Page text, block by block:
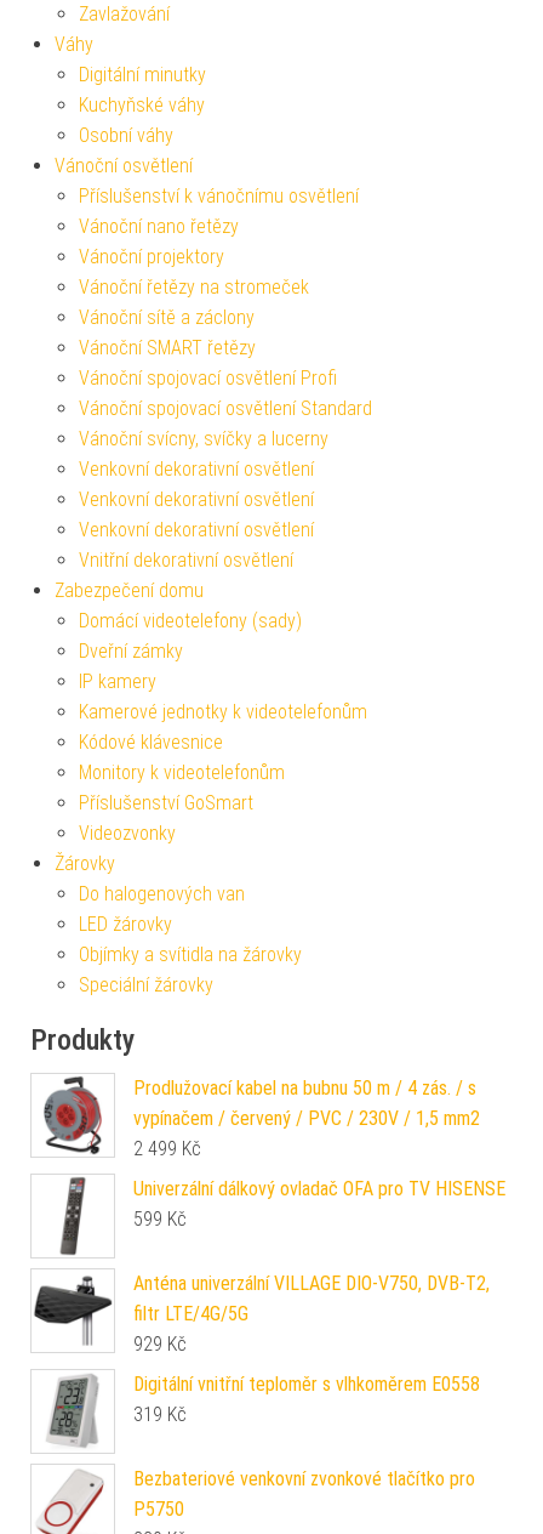
Zavlažování
Váhy
Digitální minutky
Kuchyňské váhy
Osobní váhy
Vánoční osvětlení
Příslušenství k vánočnímu osvětlení
Vánoční nano řetězy
Vánoční projektory
Vánoční řetězy na stromeček
Vánoční sítě a záclony
Vánoční SMART řetězy
Vánoční spojovací osvětlení Profi
Vánoční spojovací osvětlení Standard
Vánoční svícny, svíčky a lucerny
Venkovní dekorativní osvětlení
Venkovní dekorativní osvětlení
Venkovní dekorativní osvětlení
Vnitřní dekorativní osvětlení
Zabezpečení domu
Domácí videotelefony (sady)
Dveřní zámky
IP kamery
Kamerové jednotky k videotelefonům
Kódové klávesnice
Monitory k videotelefonům
Příslušenství GoSmart
Videozvonky
Žárovky
Do halogenových van
LED žárovky
Objímky a svítidla na žárovky
Speciální žárovky
Produkty
Prodlužovací kabel na bubnu 50 m / 4 zás. / s
vypínačem / červený / PVC / 230V / 1,5 mm2
2 499 Kč
Univerzální dálkový ovladač OFA pro TV HISENSE
599 Kč
Anténa univerzální VILLAGE DIO-V750, DVB-T2,
filtr LTE/4G/5G
929 Kč
Digitální vnitřní teploměr s vlhkoměrem E0558
319 Kč
Bezbateriové venkovní zvonkové tlačítko pro
P5750